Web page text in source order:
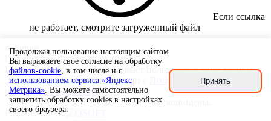
Если ссылка
не работает, смотрите загруженный файл
#eFuture
Официальный хештег конкурса
ПАО «Ростелеком» обрабатывает пользовательские данные
при работе сайта в соответствии с
Политикой обработки
персональных данных.
© 2026 ПАО «Ростелеком». Все права защищены.
Разработано в
Продолжая пользование настоящим сайтом
Вы выражаете свое согласие на обработку
файлов-cookie, в том числе и с
использованием сервиса «Яндекс
Метрика». Вы можете самостоятельно
запретить обработку cookies в настройках
своего браузера.
Принять